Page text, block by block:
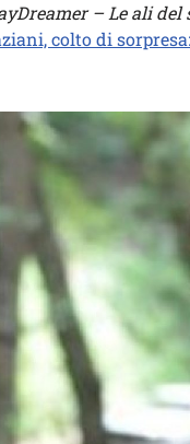
– Le ali del
colto di